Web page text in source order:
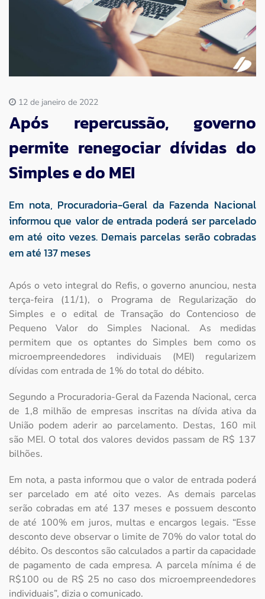
Contato
12 de janeiro de 2022
Após repercussão, governo
permite renegociar dívidas do
Simples e do MEI
Em nota, Procuradoria-Geral da Fazenda Nacional
informou que valor de entrada poderá ser parcelado
em até oito vezes. Demais parcelas serão cobradas
em até 137 meses
Após o veto integral do Refis, o governo anunciou, nesta
terça-feira (11/1), o Programa de Regularização do
Simples e o edital de Transação do Contencioso de
Pequeno Valor do Simples Nacional. As medidas
permitem que os optantes do Simples bem como os
microempreendedores individuais (MEI) regularizem
dívidas com entrada de 1% do total do débito.
Segundo a Procuradoria-Geral da Fazenda Nacional, cerca
de 1,8 milhão de empresas inscritas na dívida ativa da
União podem aderir ao parcelamento. Destas, 160 mil
são MEI. O total dos valores devidos passam de R$ 137
bilhões.
Em nota, a pasta informou que o valor de entrada poderá
ser parcelado em até oito vezes. As demais parcelas
serão cobradas em até 137 meses e possuem desconto
de até 100% em juros, multas e encargos legais. “Esse
desconto deve observar o limite de 70% do valor total do
débito. Os descontos são calculados a partir da capacidade
de pagamento de cada empresa. A parcela mínima é de
R$100 ou de R$ 25 no caso dos microempreendedores
individuais”, dizia o comunicado.